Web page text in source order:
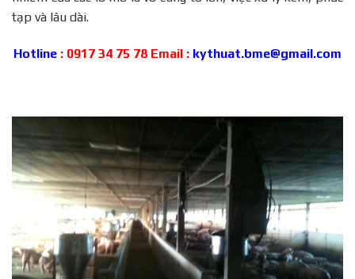
tạp và lâu dài.
Hotline : 0917 34 75 78 Email : kythuat.bme@gmail.com